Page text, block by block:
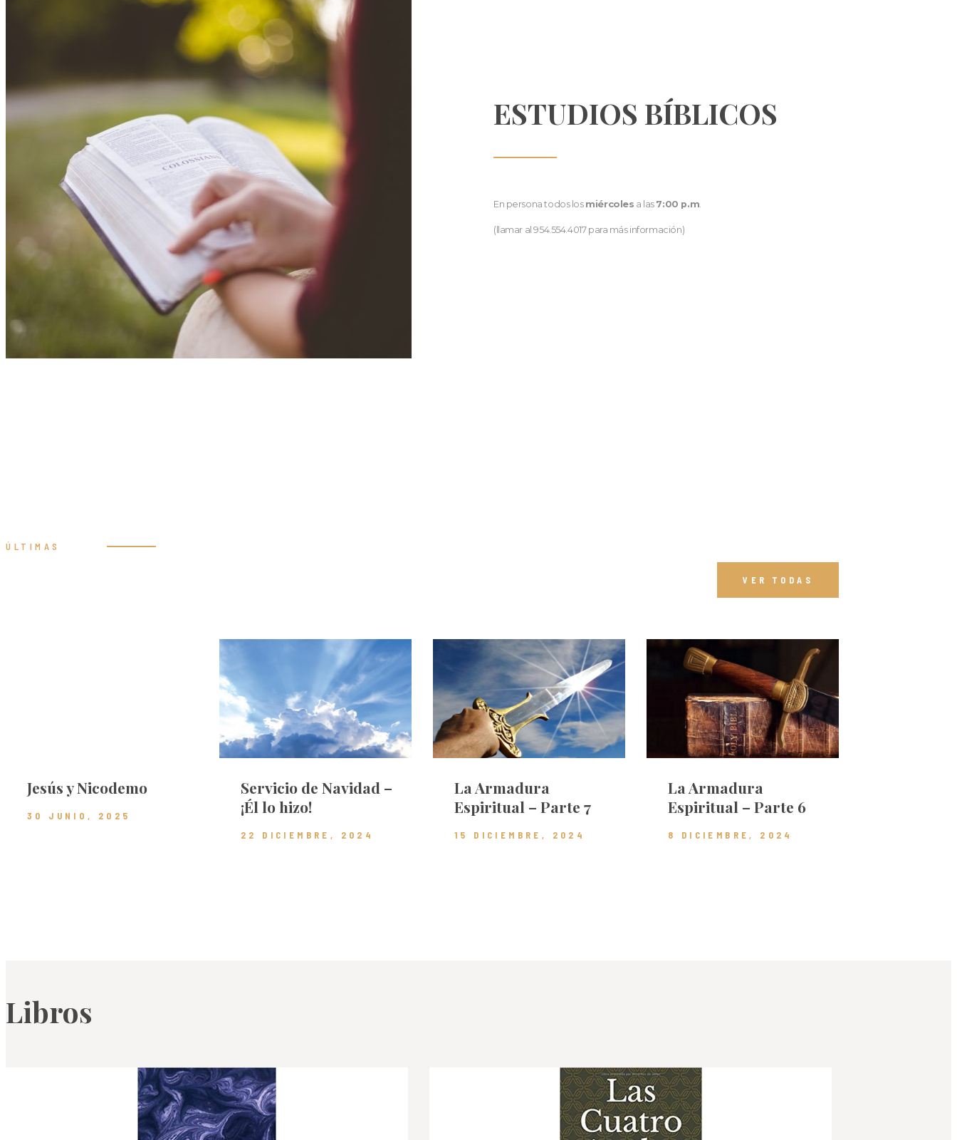
ESTUDIOS BÍBLICOS
En persona todos los miércoles a las 7:00 p.m
(llamar al 954.554.4017 para más información)
ÚLTIMAS
VER TODAS
Jesús y Nicodemo
30 JUNIO, 2025
Servicio de Navidad –
¡Él lo hizo!
22 DICIEMBRE, 2024
La Armadura
Espiritual – Parte 7
15 DICIEMBRE, 2024
La Armadura
Espiritual – Parte 6
8 DICIEMBRE, 2024
Libros